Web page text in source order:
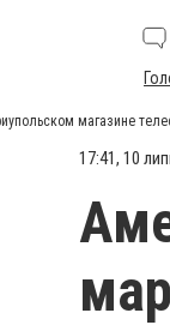
магазине
17:41, 10